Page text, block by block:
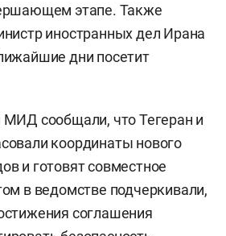
этапе. Также
иностранных дел Ирана
дни посетит
МИД сообщали, что Тегеран и
координаты нового
и готовят совместное
в ведомстве подчеркивали,
соглашения